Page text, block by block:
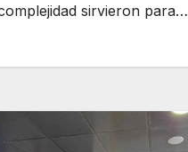
sirvieron para…